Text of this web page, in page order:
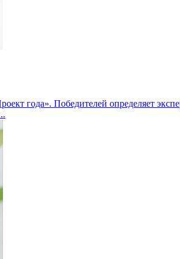
года». Победителей определяет